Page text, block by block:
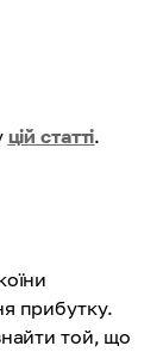
цій статті.
прибутку.
той, що